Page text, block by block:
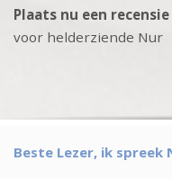
Plaats nu een recensie
voor helderziende Nur
Beste Lezer, ik spreek